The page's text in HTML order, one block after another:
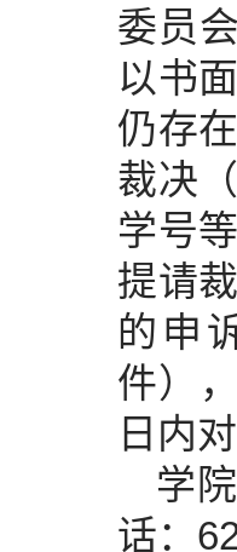
委员
以书
仍存
裁决
学号
提请
的申
件）
日内
学
话：